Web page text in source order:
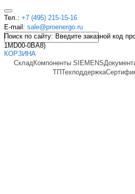
Тел.: +7 (495) 215-15-16
E-mail: sale@proenergo.ru
Поиск по сайту: Введите заказной код
1MD00-0BA8)
КОРЗИНА
СкладКомпоненты SIEMENS
ТПТехподдержка